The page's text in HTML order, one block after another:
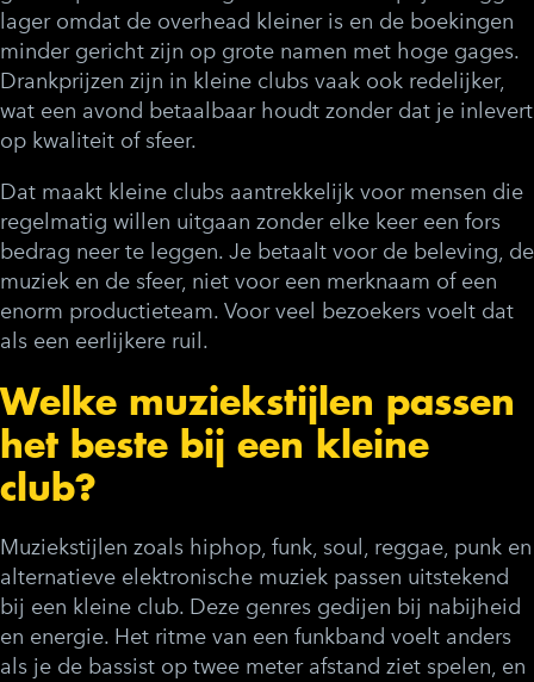
lager omdat de overhead kleiner is en de boekingen
minder gericht zijn op grote namen met hoge gages.
Drankprijzen zijn in kleine clubs vaak ook redelijker,
wat een avond betaalbaar houdt zonder dat je inlevert
op kwaliteit of sfeer.
Dat maakt kleine clubs aantrekkelijk voor mensen die
regelmatig willen uitgaan zonder elke keer een fors
bedrag neer te leggen. Je betaalt voor de beleving, de
muziek en de sfeer, niet voor een merknaam of een
enorm productieteam. Voor veel bezoekers voelt dat
als een eerlijkere ruil.
Welke muziekstijlen passen
het beste bij een kleine
club?
Muziekstijlen zoals hiphop, funk, soul, reggae, punk en
alternatieve elektronische muziek passen uitstekend
bij een kleine club. Deze genres gedijen bij nabijheid
en energie. Het ritme van een funkband voelt anders
als je de bassist op twee meter afstand ziet spelen, en